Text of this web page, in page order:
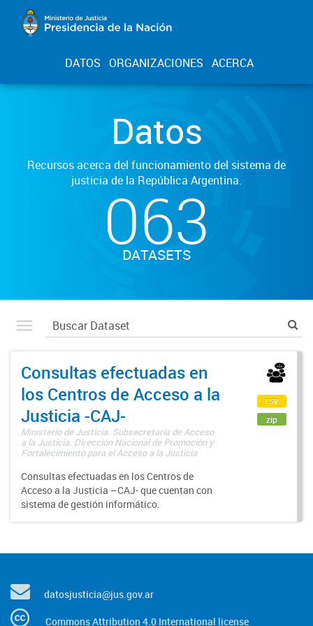
DATOS ORGANIZACIONES ACERCA
Datos
Recursos acerca del funcionamiento del sistema de
justicia de la República Argentina.
063
DATASETS
Consultas efectuadas en
los Centros de Acceso a la
Justicia -CAJ-
Ministerio de Justicia. Subsecretaría de Acceso
a la Justicia. Dirección Nacional de Promoción y
Fortalecimiento para el Acceso a la Justicia
Consultas efectuadas en los Centros de
Acceso a la Justicia –CAJ- que cuentan con
sistema de gestión informático.
csv
zip
datosjusticia@jus.gov.ar
Commons Attribution 4.0 International license